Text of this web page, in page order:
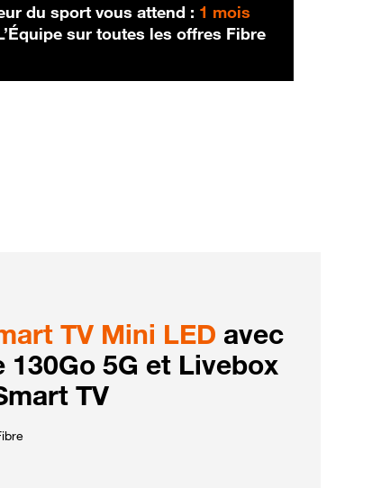
du sport vous attend : 1 mois
sur toutes les offres Fibre
TV Mini LED avec
130Go 5G et Livebox
TV